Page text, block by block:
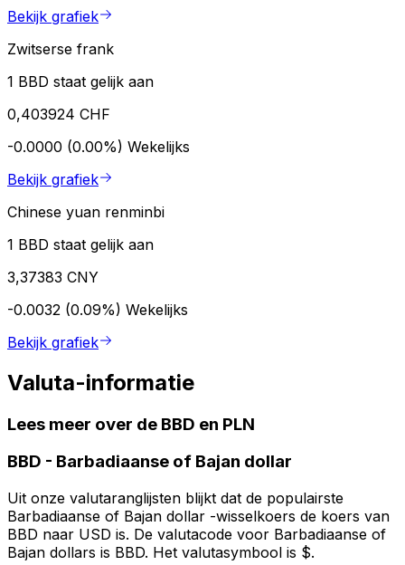
Bekijk grafiek
Zwitserse frank
1 BBD staat gelijk aan
0,403924 CHF
-0.0000 (0.00%) Wekelijks
Bekijk grafiek
Chinese yuan renminbi
1 BBD staat gelijk aan
3,37383 CNY
-0.0032 (0.09%) Wekelijks
Bekijk grafiek
Valuta-informatie
Lees meer over de BBD en PLN
BBD - Barbadiaanse of Bajan dollar
Uit onze valutaranglijsten blijkt dat de populairste
Barbadiaanse of Bajan dollar -wisselkoers de koers van
BBD naar USD is. De valutacode voor Barbadiaanse of
Bajan dollars is BBD. Het valutasymbool is $.